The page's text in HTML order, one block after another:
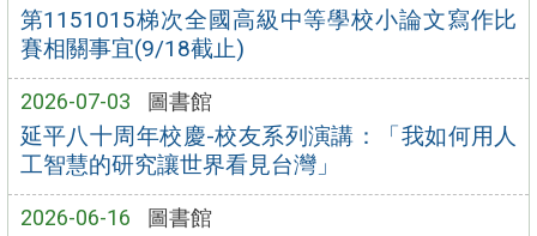
第1151015梯次全國高級中等學校小論文寫作比
賽相關事宜(9/18截止)
2026-07-03 圖書館
延平八十周年校慶-校友系列演講：「我如何用人
工智慧的研究讓世界看見台灣」
2026-06-16 圖書館